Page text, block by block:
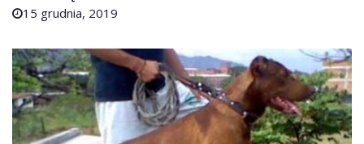
15 grudnia, 2019